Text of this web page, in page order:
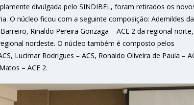
divulgada pelo SINDIBEL, foram retirados os
O núcleo ficou com a seguinte composição: Ademildes da
Rinaldo Pereira Gonzaga – ACE 2 da regional norte,
nordeste. O núcleo também é composto pelos
Lucimar Rodrigues – ACS, Ronaldo Oliveira de Paula –
– ACE 2.